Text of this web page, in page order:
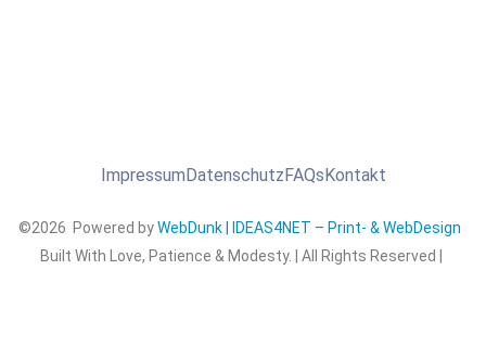
ImpressumDatenschutzFAQsKontakt
©2026 Powered byWebDunk | IDEAS4NET – Print- & WebDesign
Built With Love, Patience & Modesty. | All Rights Reserved |